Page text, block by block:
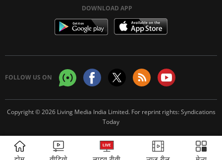
DOWNLOAD APP
FOLLOW US ON
Copyright © 2026 Living Media India Limited. For reprint rights:Syndications
Today
ADVERTISEMENT